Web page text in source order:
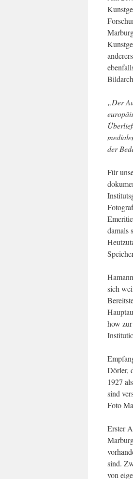
„Der
der
Für
damals
sich
how
Dörler,
1927
sind
Foto
Erster
sind.
von